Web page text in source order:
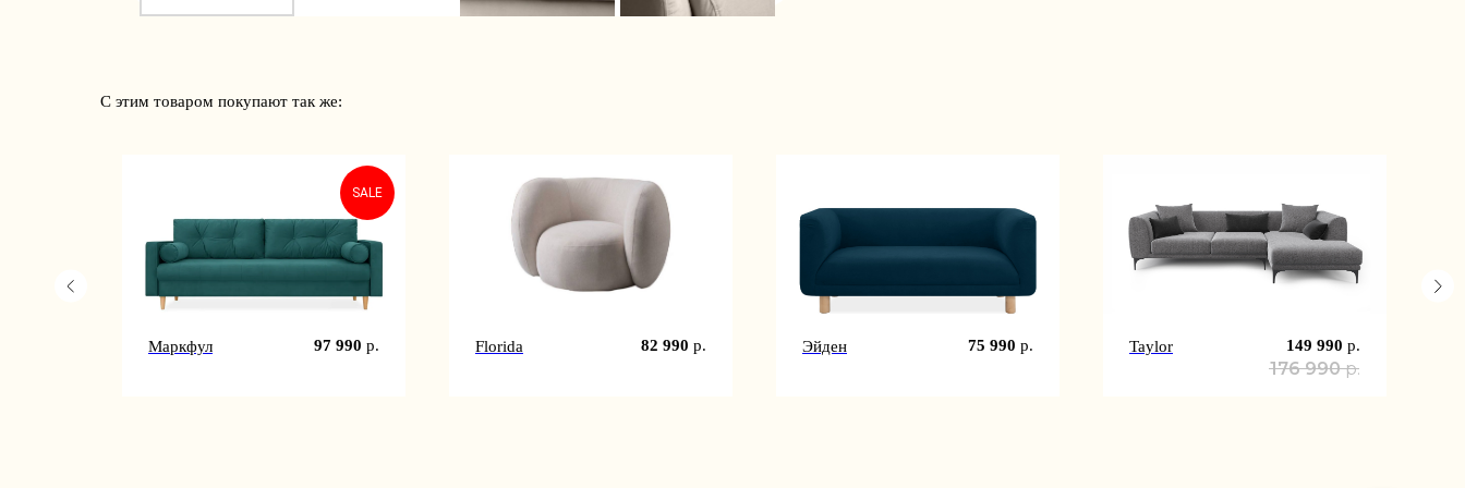
С этим товаром покупают так же:
SALE
Маркфул 97 990 р. Florida 82 990 р. Эйден 75 990 р. Taylor 149 990 р.
176 990 р.